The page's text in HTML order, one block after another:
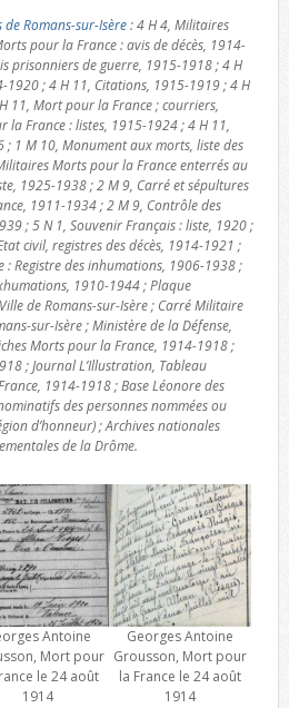
Romans-sur-Isère: 4 H 4, Militaires
pour la France : avis de décès, 1914-
prisonniers de guerre, 1915-1918 ; 4 H
1920 ; 4 H 11, Citations, 1915-1919 ; 4 H
11, Mort pour la France ; courriers,
la France : listes, 1915-1924 ; 4 H 11,
; 1 M 10, Monument aux morts, liste des
Morts pour la France enterrés au
1925-1938 ; 2 M 9, Carré et sépultures
1911-1934 ; 2 M 9, Contrôle des
; 5 N 1, Souvenir Français : liste, 1920 ;
civil, registres des décès, 1914-1921 ;
: Registre des inhumations, 1906-1938 ;
1910-1944 ; Plaque
de Romans-sur-Isère ; Carré Militaire
sur-Isère ; Ministère de la Défense,
Morts pour la France, 1914-1918 ;
; Journal L’Illustration, Tableau
1914-1918 ; Base Léonore des
des personnes nommées ou
d’honneur) ; Archives nationales
de la Drôme.
Antoine
Mort pour
le 24 août
1914
Georges Antoine
Grousson, Mort pour
la France le 24 août
1914